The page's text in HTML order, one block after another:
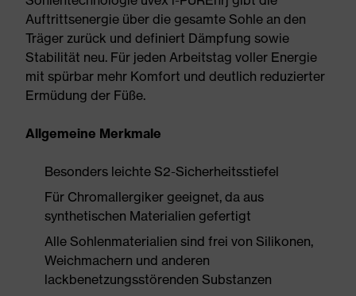
Auftrittsenergie über die gesamte Sohle an den
Träger zurück und definiert Dämpfung sowie
Stabilität neu. Für jeden Arbeitstag voller Energie
mit spürbar mehr Komfort und deutlich reduzierter
Ermüdung der Füße.
Allgemeine Merkmale
Besonders leichte S2-Sicherheitsstiefel
Für Chromallergiker geeignet, da aus
synthetischen Materialien gefertigt
Alle Sohlenmaterialien sind frei von Silikonen,
Weichmachern und anderen
lackbenetzungsstörenden Substanzen